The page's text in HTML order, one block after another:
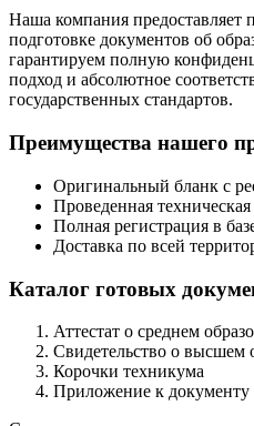
Наша компания предоставляет
подготовке документов об
гарантируем полную
подход и абсолютное
государственных стандартов.
Преимущества нашего
Оригинальный бланк с
Проведенная
Полная регистрация в
Доставка по всей
Каталог готовых
Аттестат о среднем
Свидетельство о высшем
Корочки техникума
Приложение к документу